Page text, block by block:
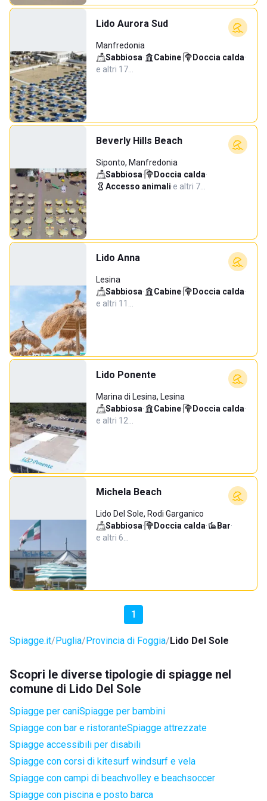
Lido Aurora Sud
Manfredonia
Sabbiosa· Cabine· Doccia calda·
e altri 17…
Beverly Hills Beach
Siponto, Manfredonia
Sabbiosa· Doccia calda·
Accesso animali·e altri 7…
Lido Anna
Lesina
Sabbiosa· Cabine· Doccia calda·
e altri 11…
Lido Ponente
Marina di Lesina, Lesina
Sabbiosa· Cabine· Doccia calda·
e altri 12…
Michela Beach
Lido Del Sole, Rodi Garganico
Sabbiosa· Doccia calda· Bar·
e altri 6…
1
Spiagge.it Puglia Provincia di Foggia Lido Del Sole
Scopri le diverse tipologie di spiagge nel
comune di Lido Del Sole
Spiagge per caniSpiagge per bambini
Spiagge con bar e ristoranteSpiagge attrezzate
Spiagge accessibili per disabili
Spiagge con corsi di kitesurf windsurf e vela
Spiagge con campi di beachvolley e beachsoccer
Spiagge con piscina e posto barca